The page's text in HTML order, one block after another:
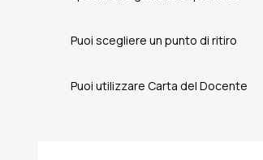
Puoi scegliere un punto di ritiro
Puoi utilizzare Carta del Docente